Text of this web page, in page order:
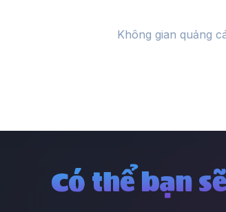
Có thể bạn